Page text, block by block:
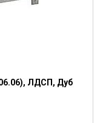
ЛДСП, Дуб